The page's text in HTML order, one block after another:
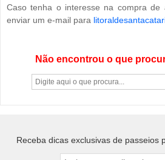
Caso tenha o interesse na compra
enviar um e-mail para
Não encontrou o que
Receba dicas exclusivas de passeios